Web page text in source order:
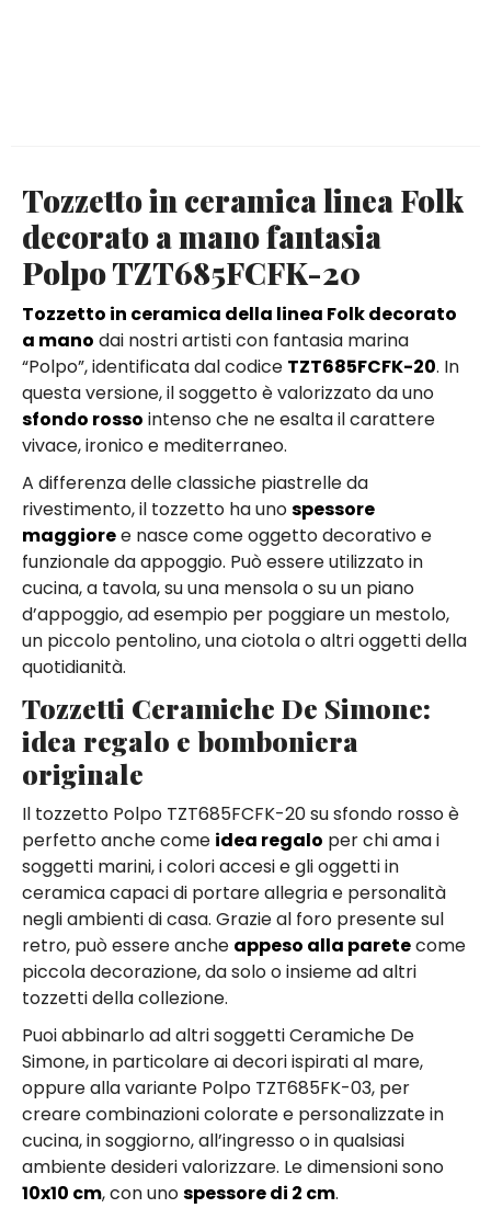
Tozzetto in ceramica linea Folk
decorato a mano fantasia
Polpo TZT685FCFK-20
Tozzetto in ceramica della linea Folk decorato
a mano dai nostri artisti con fantasia marina
“Polpo”, identificata dal codice TZT685FCFK-20. In
questa versione, il soggetto è valorizzato da uno
sfondo rosso intenso che ne esalta il carattere
vivace, ironico e mediterraneo.
A differenza delle classiche piastrelle da
rivestimento, il tozzetto ha unospessore
maggioree nasce come oggetto decorativo e
funzionale da appoggio. Può essere utilizzato in
cucina, a tavola, su una mensola o su un piano
d’appoggio, ad esempio per poggiare un mestolo,
un piccolo pentolino, una ciotola o altri oggetti della
quotidianità.
Tozzetti Ceramiche De Simone:
idea regalo e bomboniera
originale
Il tozzetto Polpo TZT685FCFK-20 su sfondo rosso è
perfetto anche come idea regalo per chi ama i
soggetti marini, i colori accesi e gli oggetti in
ceramica capaci di portare allegria e personalità
negli ambienti di casa. Grazie al foro presente sul
retro, può essere anche appeso alla paretecome
piccola decorazione, da solo o insieme ad altri
tozzetti della collezione.
Puoi abbinarlo ad altri soggetti Ceramiche De
Simone, in particolare ai decori ispirati al mare,
oppure alla variante Polpo TZT685FK-03, per
creare combinazioni colorate e personalizzate in
cucina, in soggiorno, all’ingresso o in qualsiasi
ambiente desideri valorizzare. Le dimensioni sono
10x10 cm, con unospessore di 2 cm.